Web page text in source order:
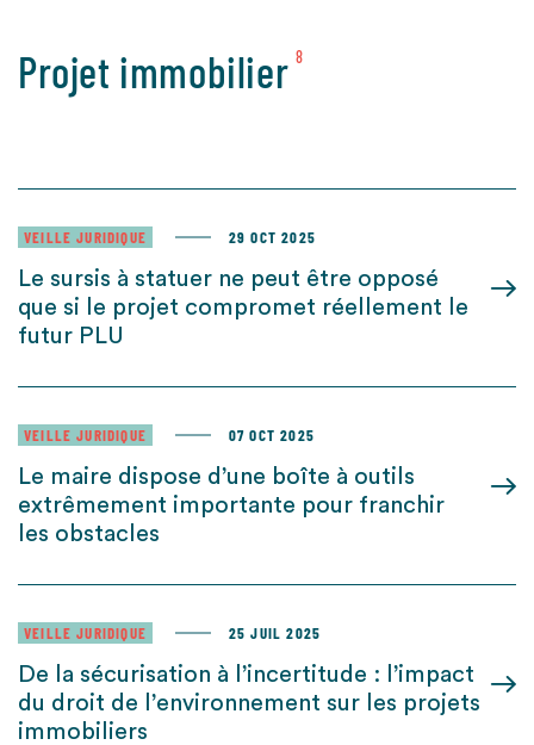
Projet immobilier 8
VEILLE JURIDIQUE 29 OCT 2025
Le sursis à statuer ne peut être opposé
que si le projet compromet réellement le
futur PLU
VEILLE JURIDIQUE 07 OCT 2025
Le maire dispose d’une boîte à outils
extrêmement importante pour franchir
les obstacles
VEILLE JURIDIQUE 25 JUIL 2025
De la sécurisation à l’incertitude : l’impact
du droit de l’environnement sur les projets
immobiliers